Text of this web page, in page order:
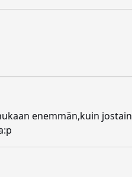
enemmän,kuin jostain